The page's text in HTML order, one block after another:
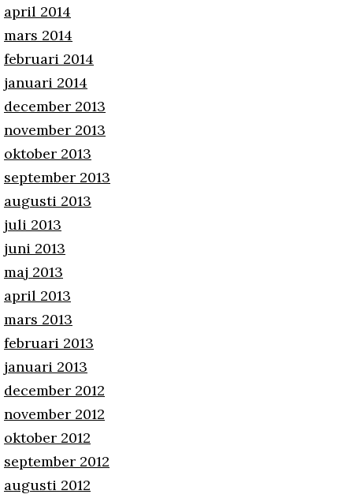
april 2014
mars 2014
februari 2014
januari 2014
december 2013
november 2013
oktober 2013
september 2013
augusti 2013
juli 2013
juni 2013
maj 2013
april 2013
mars 2013
februari 2013
januari 2013
december 2012
november 2012
oktober 2012
september 2012
augusti 2012